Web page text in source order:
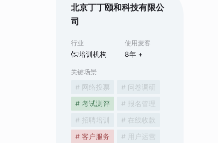
北京丁丁颐和科技有限公
司
行业
培训机构
使用麦客
8年 +
关键场景
# 网络投票
# 问卷调研
# 考试测评
# 报名管理
# 招聘培训
# 在线收款
# 客户服务
# 用户运营